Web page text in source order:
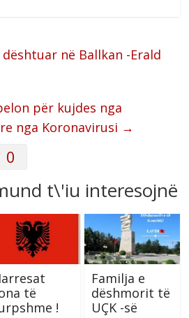
në Ballkan -Erald
për kujdes nga
nga Koronavirusi →
0
t\'iu interesojnë
të
!
Familja e
dëshmorit të
UÇK -së